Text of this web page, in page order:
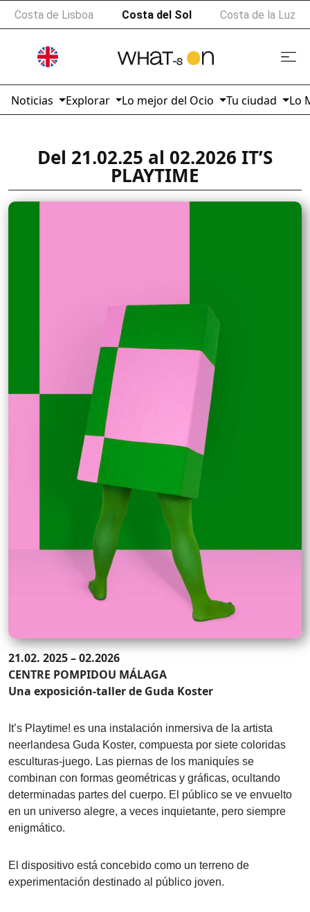
Costa de Lisboa Costa de la Luz
Costa del Sol
Noticias Explorar Lo mejor del Ocio Tu ciudad Lo
Del 21.02.25 al 02.2026 IT’S
PLAYTIME
21.02. 2025 – 02.2026
CENTRE POMPIDOU MÁLAGA
Una exposición-taller de Guda Koster
It’s Playtime! es una instalación inmersiva de la artista
neerlandesa Guda Koster, compuesta por siete coloridas
esculturas-juego. Las piernas de los maniquíes se
combinan con formas geométricas y gráficas, ocultando
determinadas partes del cuerpo. El público se ve envuelto
en un universo alegre, a veces inquietante, pero siempre
enigmático.
El dispositivo está concebido como un terreno de
experimentación destinado al público joven.